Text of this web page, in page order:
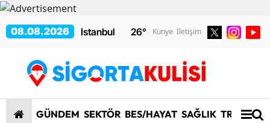
08.08.2026 26° Künye İletişim
GÜNDEM SEKTÖR BES/HAYAT SAĞLIK TRAFİK/